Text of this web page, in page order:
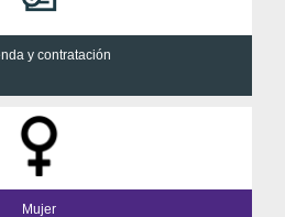
y contratación
Mujer